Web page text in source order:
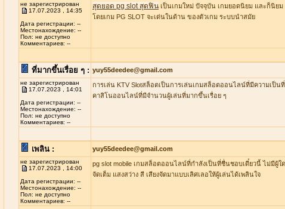
не зарегистрирован
17.07.2023 , 14:35
Дата регистрации: --
Местонахождение: --
Пол: не доступно
Комментариев: --
สุดยอด pg slot สุดฟิน เป็นเกมใหม่ ปัจจุบัน เกมยอดนิยม และก็นิยม
โดยเกม PG SLOT จะเด่นในด้าน ของตัวเกม ระบบนำสมัย
ที่มากขึ้นเรื่อย ๆ : yuy55deedee@gmail.com
не зарегистрирован
17.07.2023 , 14:01
Дата регистрации: --
Местонахождение: --
Пол: не доступно
Комментариев: --
การเล่น KTV Slotสล็อตเป็นการเล่นเกมสล็อตออนไลน์ที่มีความเป็น
คาสิโนออนไลน์ที่มีจำนวนผู้เล่นที่มากขึ้นเรื่อย ๆ
เพลิน : yuy55deedee@gmail.com
не зарегистрирован
17.07.2023 , 14:00
Дата регистрации: --
Местонахождение: --
Пол: не доступно
Комментариев: --
pg slot mobile เกมสล็อตออนไลน์ที่กำลังเป็นที่ชื่นชอบเดี๋ยวนี้ ไม่มี
จัดเต็ม แสงสว่าง สี เสียงจัดมาแบบเลิศเลอให้ผู้เล่นได้เพลินใจ